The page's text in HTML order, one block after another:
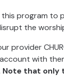
program
the
provider
with
Note that only